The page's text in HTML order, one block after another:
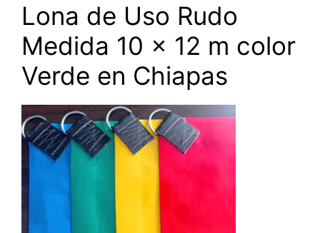
Lona de Uso Rudo
Medida 10 x 12 m color
Verde en Chiapas